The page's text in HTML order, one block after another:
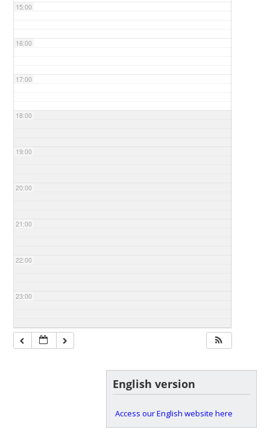
15:00
16:00
17:00
18:00
19:00
20:00
21:00
22:00
23:00
English version
Access our English website here